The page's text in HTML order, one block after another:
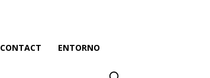
CONTACT ENTORNO